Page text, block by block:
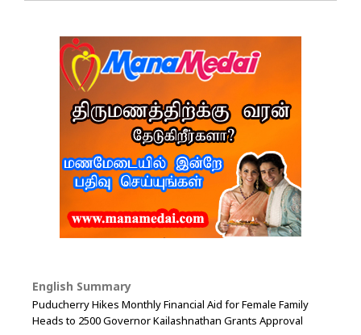
English Summary
Puducherry Hikes Monthly Financial Aid for Female Family
Heads to 2500 Governor Kailashnathan Grants Approval